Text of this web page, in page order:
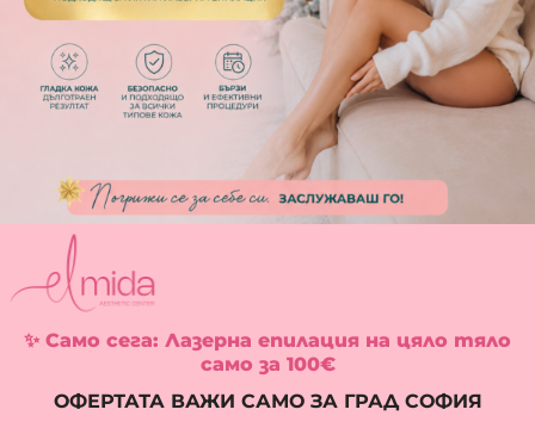
✨ Само сега: Лазерна епилация на цяло тяло
само за 100€
ОФЕРТАТА ВАЖИ САМО ЗА ГРАД СОФИЯ